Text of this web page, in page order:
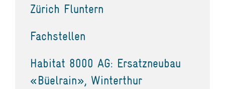
Zürich Fluntern
Fachstellen
Habitat 8000 AG: Ersatzneubau
«Büelrain», Winterthur